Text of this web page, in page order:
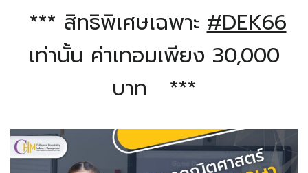
*** สิทธิพิเศษเฉพาะ#DEK66
เท่านั้น ค่าเทอมเพียง 30,000
บาท ***